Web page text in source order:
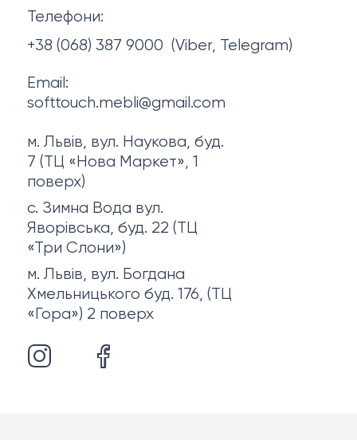
Телефони:
+38 (068) 387 9000 (Viber, Telegram)
Email:
softtouch.mebli@gmail.com
м. Львів, вул. Наукова, буд.
7 (ТЦ «Нова Маркет», 1
поверх)
с. Зимна Вода вул.
Яворівська, буд. 22 (ТЦ
«Три Слони»)
м. Львів, вул. Богдана
Хмельницького буд. 176, (ТЦ
«Гора») 2 поверх